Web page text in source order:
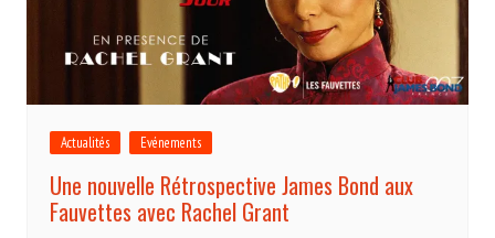
Actualités Evénements
Une nouvelle Rétrospective James Bond aux
Fauvettes avec Rachel Grant